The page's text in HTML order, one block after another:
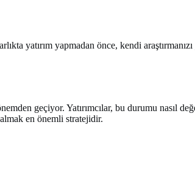
yatırım yapmadan önce, kendi
geçiyor. Yatırımcılar, bu durumu nasıl
en önemli stratejidir.